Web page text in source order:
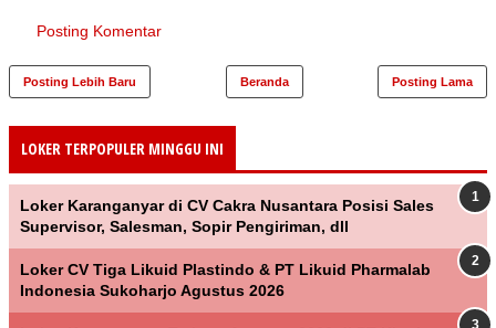
Posting Komentar
Posting Lebih Baru Posting Lama
Beranda
LOKER TERPOPULER MINGGU INI
Loker Karanganyar di CV Cakra Nusantara Posisi Sales
Supervisor, Salesman, Sopir Pengiriman, dll
Loker CV Tiga Likuid Plastindo & PT Likuid Pharmalab
Indonesia Sukoharjo Agustus 2026